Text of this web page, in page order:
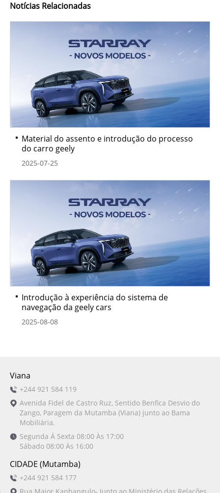
Notícias Relacionadas
Material do assento e introdução do processo
do carro geely
2025-07-25
Introdução à experiência do sistema de
navegação da geely cars
2025-08-08
Viana
+244 921 584 119
Avenida Fidel de Castro Ruz, Sentido Benfica Desvio do
Zango, Paragem da Mutamba (Viana) junto ao Bama
Mobiliária.
Segunda Á Sexta 08:00 Às 17:00
Sábado 08:00 Às 16:00
CIDADE (Mutamba)
+244 921 584 177